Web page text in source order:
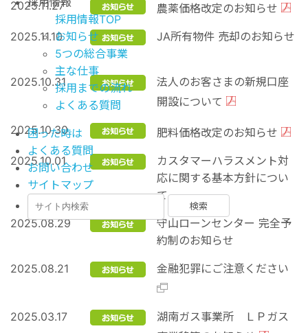
採用情報TOP
お知らせ
5つの総合事業
主な仕事
採用までの流れ
よくある質問
困った時は
よくある質問
お問い合わせ
サイトマップ
2025.11.27 農薬価格改定のお知らせ
2025.11.10 JA所有物件 売却のお知らせ
2025.10.31
法人のお客さまの新規口座
開設について
2025.10.30 肥料価格改定のお知らせ
2025.10.01
カスタマーハラスメント対
応に関する基本方針につい
て
2025.08.29
守山ローンセンター 完全予
約制のお知らせ
2025.08.21 金融犯罪にご注意ください
2025.03.17
湖南ガス事業所 ＬＰガス